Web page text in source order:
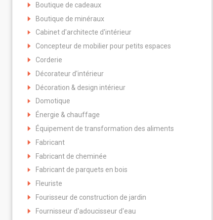
Boutique de cadeaux
Boutique de minéraux
Cabinet d'architecte d'intérieur
Concepteur de mobilier pour petits espaces
Corderie
Décorateur d'intérieur
Décoration & design intérieur
Domotique
Énergie & chauffage
Équipement de transformation des aliments
Fabricant
Fabricant de cheminée
Fabricant de parquets en bois
Fleuriste
Fourisseur de construction de jardin
Fournisseur d'adoucisseur d'eau